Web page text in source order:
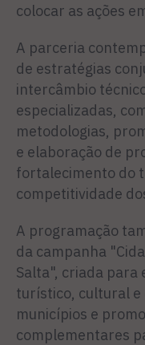
colocar as ações
A parceria
de estratégias
intercâmbio
especializadas,
metodologias,
e elaboração de
fortalecimento do
competitividade
A programação
da campanha
Salta", criada
turístico, cultural e
municípios e
complementares